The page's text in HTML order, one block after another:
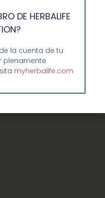
23
DE HERBALIFE
la cuenta de tu
plenamente
myherbalife.com